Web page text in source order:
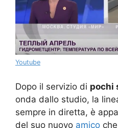
Youtube
Dopo il servizio di pochi
onda dallo studio, la
sempre in diretta, è
del suo nuovo amico